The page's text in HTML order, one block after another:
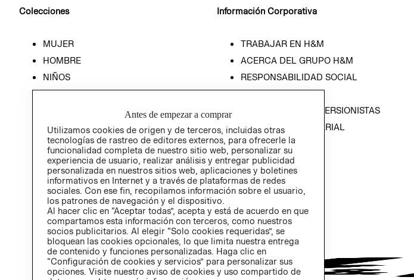
Colecciones
MUJER
HOMBRE
NIÑOS
HOME
Información Corporativa
TRABAJAR EN H&M
ACERCA DEL GRUPO H&M
RESPONSABILIDAD SOCIAL
PRENSA
RELACIÓN CON INVERSIONISTAS
POLÍTICA EMPRESARIAL
Antes de empezar a comprar
Utilizamos cookies de origen y de terceros, incluidas otras
tecnologías de rastreo de editores externos, para ofrecerle la
funcionalidad completa de nuestro sitio web, personalizar su
experiencia de usuario, realizar análisis y entregar publicidad
personalizada en nuestros sitios web, aplicaciones y boletines
informativos en Internet y a través de plataformas de redes
sociales. Con ese fin, recopilamos información sobre el usuario,
los patrones de navegación y el dispositivo.
Al hacer clic en “Aceptar todas”, acepta y está de acuerdo en que
compartamos esta información con terceros, como nuestros
socios publicitarios. Al elegir “Solo cookies requeridas”, se
bloquean las cookies opcionales, lo que limita nuestra entrega
de contenido y funciones personalizadas. Haga clic en
“Configuración de cookies y servicios” para personalizar sus
opciones. Visite nuestro aviso de cookies y uso compartido de